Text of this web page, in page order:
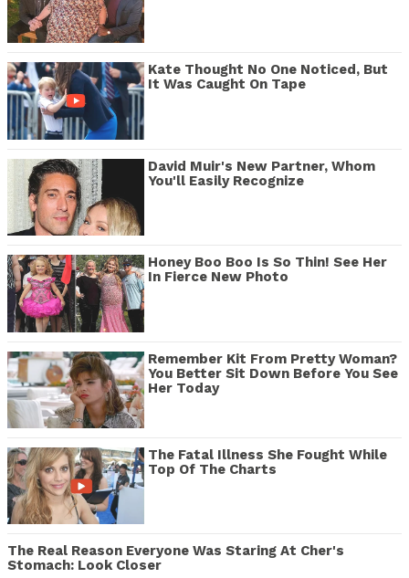
Kate Thought No One Noticed, But
It Was Caught On Tape
David Muir's New Partner, Whom
You'll Easily Recognize
Honey Boo Boo Is So Thin! See Her
In Fierce New Photo
Remember Kit From Pretty Woman?
You Better Sit Down Before You See
Her Today
The Fatal Illness She Fought While
Top Of The Charts
The Real Reason Everyone Was Staring At Cher's
Stomach: Look Closer